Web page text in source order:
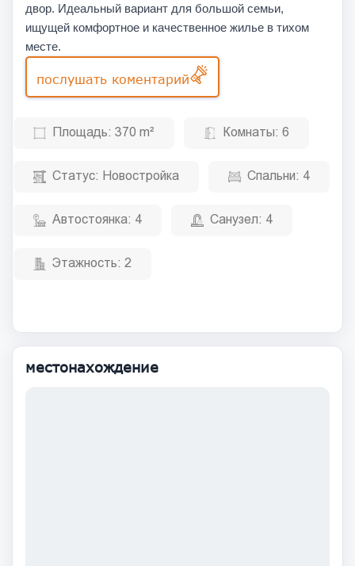
двор. Идеальный вариант для большой семьи,
ищущей комфортное и качественное жилье в тихом
месте.
послушать коментарий
Площадь: 370 m² Комнаты: 6
Статус: Новостройка Спальни: 4
Автостоянка: 4 Санузел: 4
Этажность: 2
местонахождение